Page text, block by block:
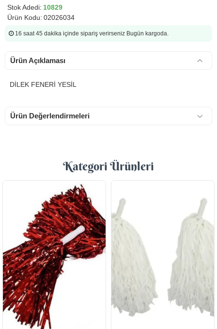
Stok Adedi: 10829
Ürün Kodu: 02026034
16 saat 45 dakika içinde sipariş verirseniz Bugün kargoda.
Ürün Açıklaması
DİLEK FENERİ YESİL
Ürün Değerlendirmeleri
Kategori Ürünleri